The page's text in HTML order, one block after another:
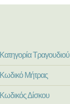
Κατηγορία Τραγουδιού
Κωδικό Μήτρας
Κωδικός Δίσκου